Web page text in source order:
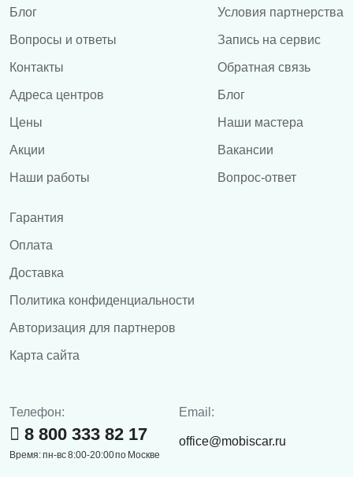
Блог
Вопросы и ответы
Контакты
Адреса центров
Цены
Акции
Наши работы
Условия партнерства
Запись на сервис
Обратная связь
Блог
Наши мастера
Вакансии
Вопрос-ответ
Гарантия
Оплата
Доставка
Политика конфиденциальности
Авторизация для партнеров
Карта сайта
Телефон:
8 800 333 82 17
Время: пн-вс 8:00-20:00 по Москве
Email:
office@mobiscar.ru